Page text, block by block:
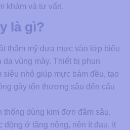
khám và tư vấn.
là gì?
thẩm mỹ đưa mực vào lớp biểu
da vùng mày. Thiết bị phun
nhỏ giúp mực bám đều, tạo
gây tổn thương sâu đến cấu
thống dùng kim đơn đâm sâu,
động ở tầng nông, nên ít đau, ít